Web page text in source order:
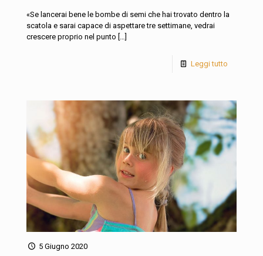
«Se lancerai bene le bombe di semi che hai trovato dentro la
scatola e sarai capace di aspettare tre settimane, vedrai
crescere proprio nel punto […]
Leggi tutto
5 Giugno 2020